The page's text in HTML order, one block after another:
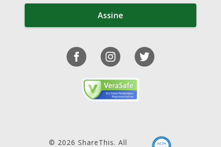
Assine
© 2026 ShareThis. All